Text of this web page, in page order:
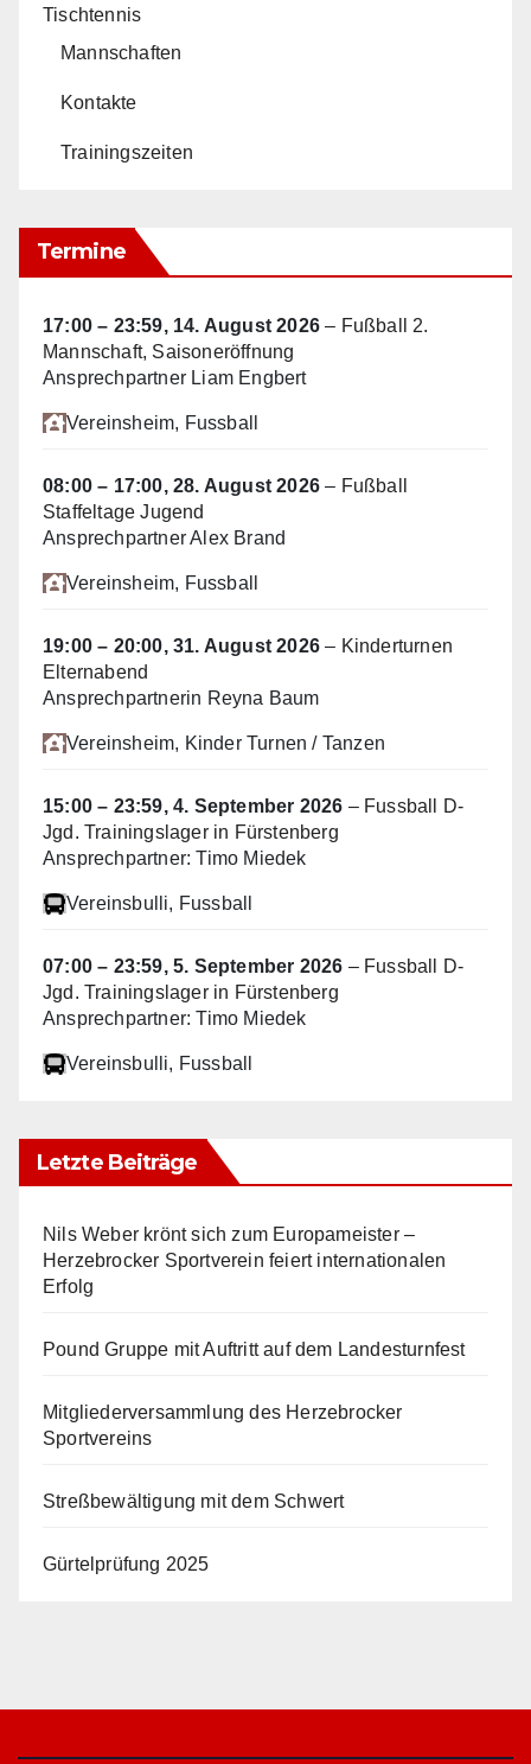
Tischtennis
Mannschaften
Kontakte
Trainingszeiten
Termine
17:00 – 23:59, 14. August 2026 – Fußball 2.
Mannschaft, Saisoneröffnung
Ansprechpartner Liam Engbert
Vereinsheim, Fussball
08:00 – 17:00,28. August 2026 – Fußball
Staffeltage Jugend
Ansprechpartner Alex Brand
Vereinsheim, Fussball
19:00 – 20:00,31. August 2026 – Kinderturnen
Elternabend
Ansprechpartnerin Reyna Baum
Vereinsheim, Kinder Turnen / Tanzen
15:00 – 23:59,4. September 2026 – Fussball D-
Jgd. Trainingslager in Fürstenberg
Ansprechpartner: Timo Miedek
Vereinsbulli, Fussball
07:00 – 23:59,5. September 2026 – Fussball D-
Jgd. Trainingslager in Fürstenberg
Ansprechpartner: Timo Miedek
Vereinsbulli, Fussball
Letzte Beiträge
Nils Weber krönt sich zum Europameister –
Herzebrocker Sportverein feiert internationalen
Erfolg
Pound Gruppe mit Auftritt auf dem Landesturnfest
Mitgliederversammlung des Herzebrocker
Sportvereins
Streßbewältigung mit dem Schwert
Gürtelprüfung 2025